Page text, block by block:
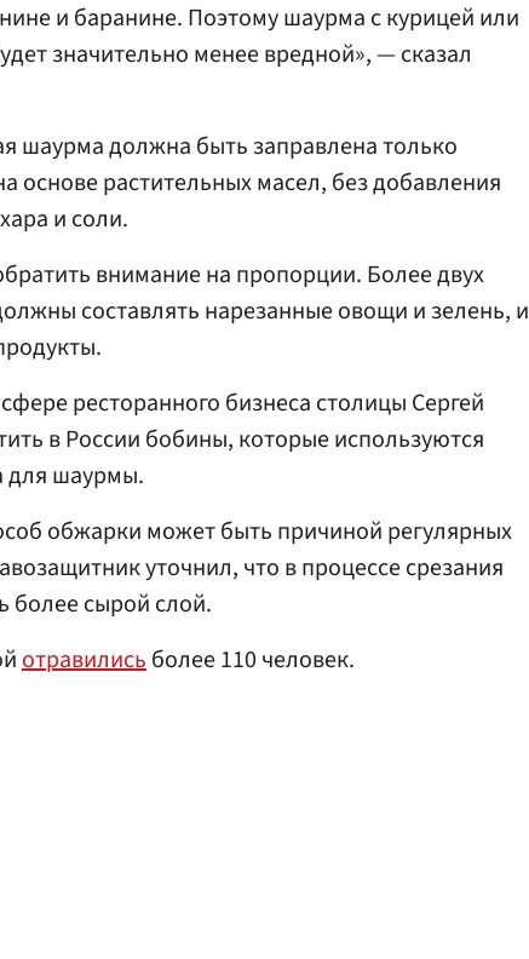
и баранине. Поэтому шаурма с курицей или
значительно менее вредной», — сказал
шаурма должна быть заправлена только
основе растительных масел, без добавления
и соли.
внимание на пропорции. Более двух
составлять нарезанные овощи и зелень, и
ресторанного бизнеса столицы Сергей
в России бобины, которые используются
для шаурмы.
обжарки может быть причиной регулярных
уточнил, что в процессе срезания
более сырой слой.
отравилисьболее 110 человек.